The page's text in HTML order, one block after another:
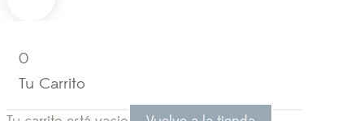
0
Tu Carrito